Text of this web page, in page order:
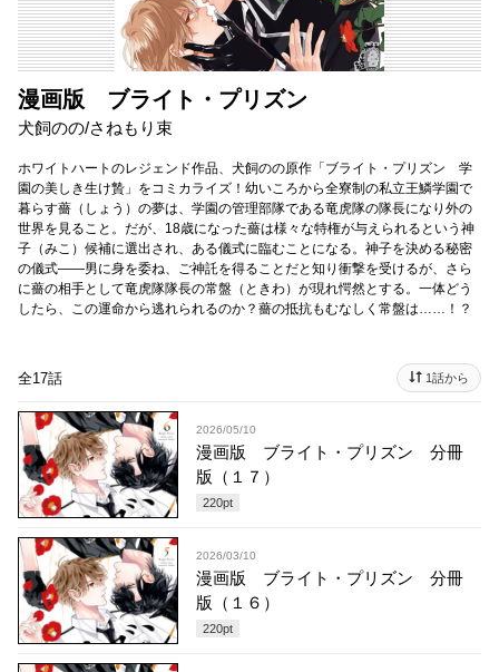
漫画版 ブライト・プリズン
犬飼のの/さねもり束
ホワイトハートのレジェンド作品、犬飼のの原作「ブライト・プリズン 学
園の美しき生け贄」をコミカライズ！幼いころから全寮制の私立王鱗学園で
暮らす薔（しょう）の夢は、学園の管理部隊である竜虎隊の隊長になり外の
世界を見ること。だが、18歳になった薔は様々な特権が与えられるという神
子（みこ）候補に選出され、ある儀式に臨むことになる。神子を決める秘密
の儀式――男に身を委ね、ご神託を得ることだと知り衝撃を受けるが、さら
に薔の相手として竜虎隊隊長の常盤（ときわ）が現れ愕然とする。一体どう
したら、この運命から逃れられるのか？薔の抵抗もむなしく常盤は……！？
全17話 1話から
2026/05/10
漫画版 ブライト・プリズン 分冊
版（１７）
220pt
2026/03/10
漫画版 ブライト・プリズン 分冊
版（１６）
220pt